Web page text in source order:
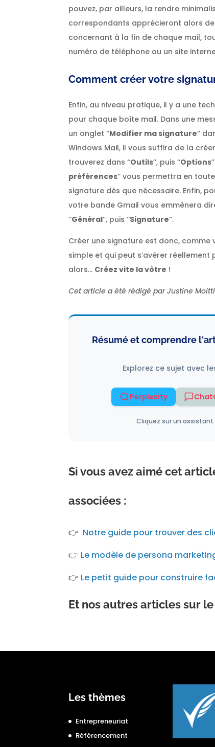
pouvez, par ailleurs, la rendre
correspondants apprécieront alors
concernant à la fin de chaque mail,
numéro de téléphone ou un site
Comment créer votre
Enfin, au niveau pratique, il y a une
pour chaque boîte mail. Dans une
un onglet ‘‘Modifier ma signature’’
Windows Mail, il vous suffira de la créer
trouverez dans ‘‘Outils’’, puis ‘‘Options
préférences’’ vous permettra en
signature dès que nécessaire. Enfin,
votre bande Gmail vous emmènera
‘‘Général’’, puis ‘‘Signature’’.
Créer une signature est donc,
simple et qui peut s’avérer
alors… Créez vite la vôtre !
Cet article a été rédigé par Justine
Résumé et comprendre
Explorez ce sujet avec
Perplexity
Cliquez sur un
Si vous avez aimé cet
associées :
👉 Notre guide pour trouver des
👉 Le modèle de persona
👉 Le petit guide pour construire
Et nos autres articles sur
Les thèmes
Entrepreneuriat
Référencement